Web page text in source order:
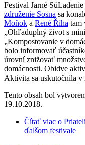
Festival Jarné
združenie Sosna sa
Moňok a René Říha tam
„Ohľaduplný život s
„Kompostovanie v
bolo informovať
úrovní znižovať
domácnosti. Obidve
Aktivita sa uskutočnila v
Tento obsah bol
19.10.2018.
Čítať viac o
ďalšom festivale